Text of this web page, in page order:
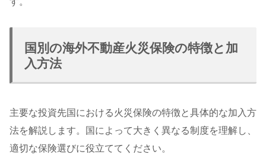
国別の海外不動産火災保険の特徴と加
入方法
主要な投資先国における火災保険の特徴と具体的な加入方
法を解説します。国によって大きく異なる制度を理解し、
適切な保険選びに役立ててください。